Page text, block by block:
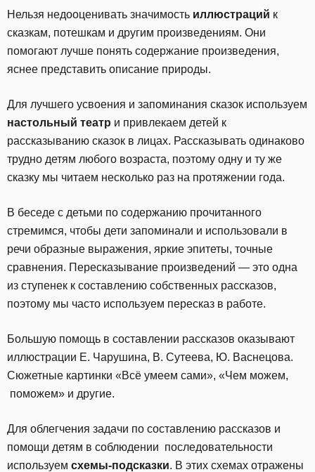
Нельзя недооценивать значимость иллюстраций к
сказкам, потешкам и другим произведениям. Они
помогают лучше понять содержание произведения,
яснее представить описание природы.
Для лучшего усвоения и запоминания сказок используем
настольный театр и привлекаем детей к
рассказыванию сказок в лицах. Рассказывать одинаково
трудно детям любого возраста, поэтому одну и ту же
сказку мы читаем несколько раз на протяжении года.
В беседе с детьми по содержанию прочитанного
стремимся, чтобы дети запоминали и использовали в
речи образные выражения, яркие эпитеты, точные
сравнения. Пересказывание произведений — это одна
из ступенек к составлению собственных рассказов,
поэтому мы часто используем пересказ в работе.
Большую помощь в составлении рассказов оказывают
иллюстрации Е. Чарушина, В. Сутеева, Ю. Васнецова.
Сюжетные картинки «Всё умеем сами», «Чем можем,
поможем» и другие.
Для облегчения задачи по составлению рассказов и
помощи детям в соблюдении последовательности
используем схемы-подсказки. В этих схемах отражены